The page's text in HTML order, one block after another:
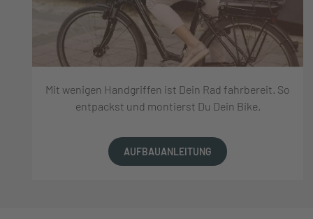
Mit wenigen Handgriffen ist Dein Rad fahrbereit. So
entpackst und montierst Du Dein Bike.
AUFBAUANLEITUNG